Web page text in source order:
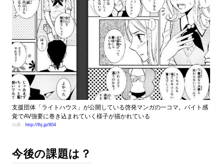
支援団体「ライトハウス」が公開している啓発マンガの一コマ。バイト感
覚でAV強要に巻き込まれていく様子が描かれている
出典： http://lhj.jp/804
今後の課題は？